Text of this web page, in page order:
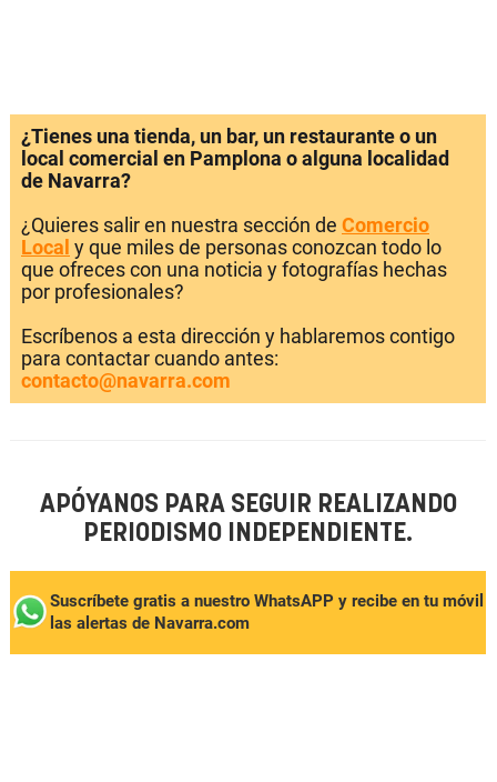
¿Tienes una tienda, un bar, un restaurante o un
local comercial en Pamplona o alguna localidad
de Navarra?
¿Quieres salir en nuestra sección de Comercio
Local y que miles de personas conozcan todo lo
que ofreces con una noticia y fotografías hechas
por profesionales?
Escríbenos a esta dirección y hablaremos contigo
para contactar cuando antes:
contacto@navarra.com
APÓYANOS PARA SEGUIR REALIZANDO
PERIODISMO INDEPENDIENTE.
Suscríbete gratis a nuestro WhatsAPP y recibe en tu móvil
las alertas de Navarra.com